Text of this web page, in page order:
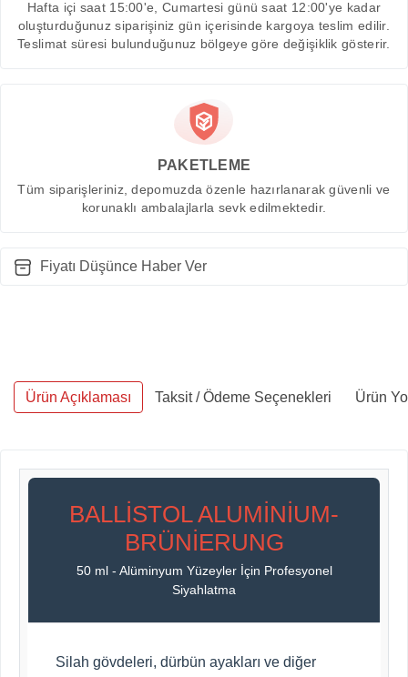
Hafta içi saat 15:00'e, Cumartesi günü saat 12:00'ye kadar
oluşturduğunuz siparişiniz gün içerisinde kargoya teslim edilir.
Teslimat süresi bulunduğunuz bölgeye göre değişiklik gösterir.
PAKETLEME
Tüm siparişleriniz, depomuzda özenle hazırlanarak güvenli ve
korunaklı ambalajlarla sevk edilmektedir.
Fiyatı Düşünce Haber Ver
Ürün Açıklaması Taksit / Ödeme Seçenekleri Ürün
BALLISTOL ALUMINIUM-
BRÜNIERUNG
50 ml - Alüminyum Yüzeyler İçin Profesyonel
Siyahlatma
Silah gövdeleri, dürbün ayakları ve diğer